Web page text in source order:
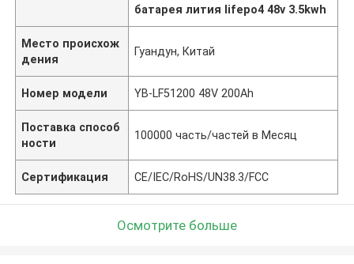
батарея лития lifepo4 48v 3.5kwh
Место происхож
дения
Гуандун, Китай
Номер модели YB-LF51200 48V 200Ah
Поставка способ
ности
100000 часть/частей в Месяц
Сертификация CE/IEC/RoHS/UN38.3/FCC
Осмотрите больше